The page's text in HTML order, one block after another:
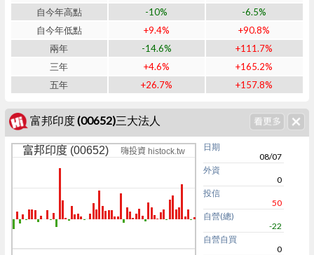
自今年高點
-10%
-6.5%
自今年低點
+9.4%
+90.8%
兩年
-14.6%
+111.7%
三年
+4.6%
+165.2%
五年
+26.7% +157.8%
富邦印度 (00652)三大法人
富邦印度 (00652) 嗨投資 histock.tw
日期
08/07
外資
0
投信
50
自營(總)
-22
自營自買
0